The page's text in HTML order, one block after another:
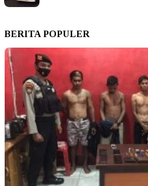
BERITA POPULER